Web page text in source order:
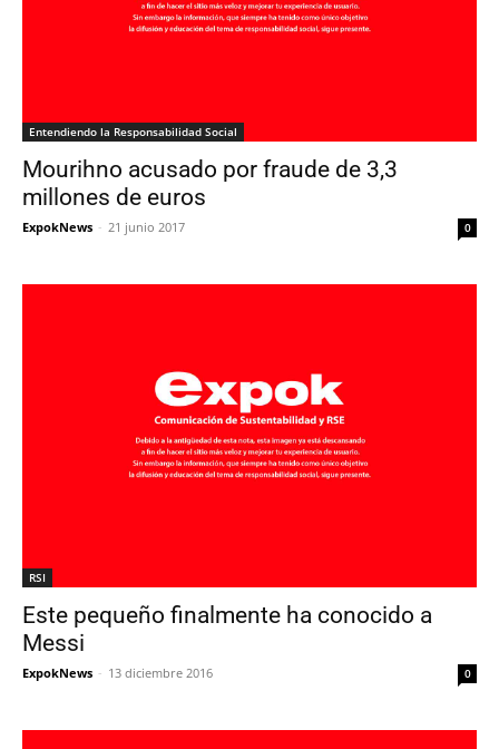
Entendiendo la Responsabilidad Social
Mourihno acusado por fraude de 3,3
millones de euros
ExpokNews - 21 junio 2017 0
RSI
Este pequeño finalmente ha conocido a
Messi
ExpokNews - 13 diciembre 2016 0